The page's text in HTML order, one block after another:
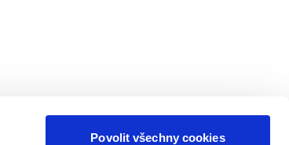
Povolit všechny cookies